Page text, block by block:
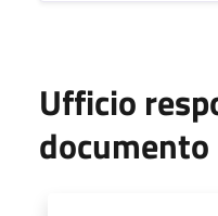
Ufficio
documento